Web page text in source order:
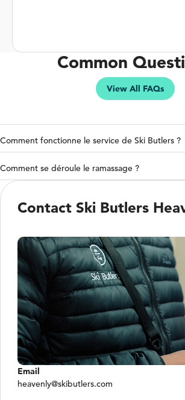
Common
View All FAQs
Comment fonctionne le service de Ski Butlers ?
Comment se déroule le ramassage ?
Contact Ski Butlers
Email
heavenly@skibutlers.com